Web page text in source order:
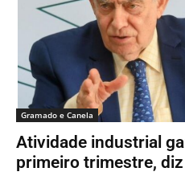
Gramado e Canela
Atividade industrial
primeiro trimestre,